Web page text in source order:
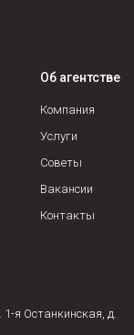
Об агентстве
Компания
Услуги
Советы
Вакансии
Контакты
я Останкинская, д.